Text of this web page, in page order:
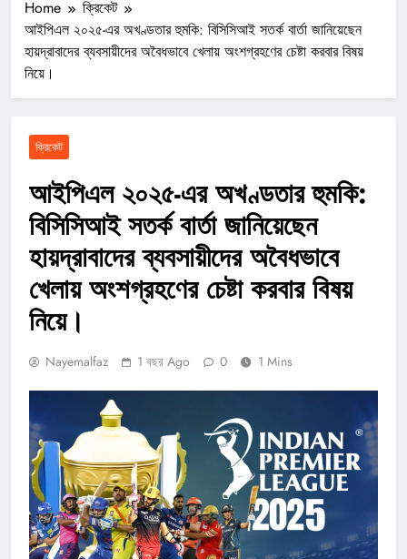
Home
ক্রিকেট
আইপিএল ২০২৫-এর অখণ্ডতার হুমকি: বিসিসিআই সতর্ক বার্তা জানিয়েছেন
হায়দ্রাবাদের ব্যবসায়ীদের অবৈধভাবে খেলায় অংশগ্রহণের চেষ্টা করবার বিষয়
নিয়ে।
ক্রিকেট
আইপিএল ২০২৫-এর অখণ্ডতার হুমকি:
বিসিসিআই সতর্ক বার্তা জানিয়েছেন
হায়দ্রাবাদের ব্যবসায়ীদের অবৈধভাবে
খেলায় অংশগ্রহণের চেষ্টা করবার বিষয়
নিয়ে।
Nayemalfaz 1 বছর Ago 0 1 Mins